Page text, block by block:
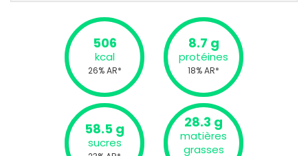
506
kcal
26% AR*
8.7 g
protéines
18% AR*
58.5 g
sucres
28.3 g
matières
grasses